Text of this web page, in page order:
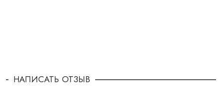
НАПИСАТЬ ОТЗЫВ